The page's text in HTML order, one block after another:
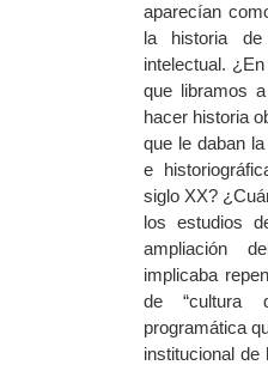
aparecían
la historia
intelectual. ¿ E
que libramos
hacer historia
que le daban
e
siglo XX?
los estudios
ampliación
implicaba
de “cultura
programática
institucional